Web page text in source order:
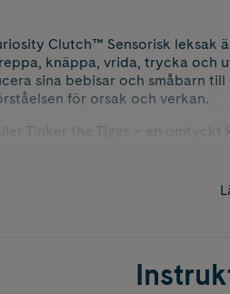
Clutch™ Sensorisk leksak
knäppa, vrida, trycka och
sina bebisar och småbarn
för orsak och verkan.
Tinker the Tiger – en